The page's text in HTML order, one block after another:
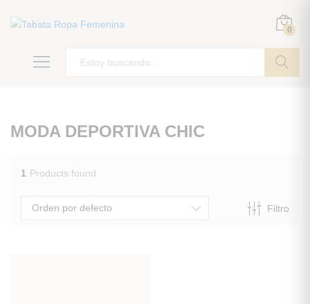
0
MODA DEPORTIVA CHIC
1 Products found
Filtro
Orden por defecto